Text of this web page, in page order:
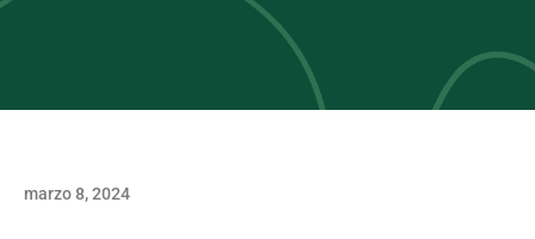
marzo 8, 2024